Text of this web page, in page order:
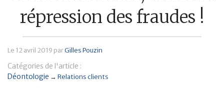
Assurance Vie
Patrimoine
Immobilier
répression des fraudes !
Le 12 avril 2019 parGilles Pouzin
Catégories de l'article :
Déontologie → Relations clients